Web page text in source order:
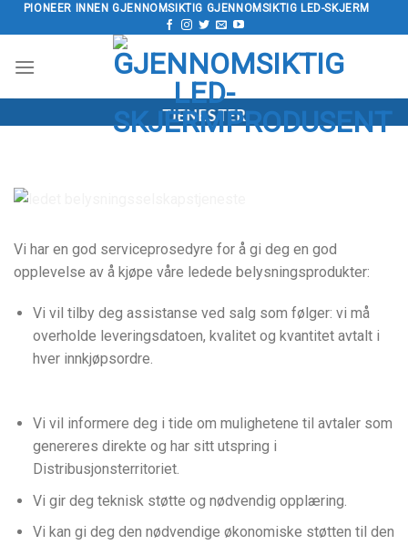
Hopp
til
PIONEER INNEN GJENNOMSIKTIG GJENNOMSIKTIG LED-SKJERM
TJENESTER
Vi har en god serviceprosedyre for å gi deg en god
opplevelse av å kjøpe våre ledede belysningsprodukter:
Vi vil tilby deg assistanse ved salg som følger: vi må
overholde leveringsdatoen, kvalitet og kvantitet avtalt i
hver innkjøpsordre.
Vi vil informere deg i tide om mulighetene til avtaler som
genereres direkte og har sitt utspring i
Distribusjonsterritoriet.
Vi gir deg teknisk støtte og nødvendig opplæring.
Vi kan gi deg den nødvendige økonomiske støtten til den